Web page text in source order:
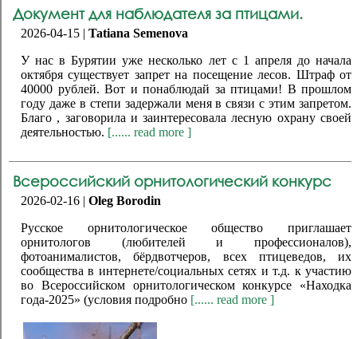
Документ для наблюдателя за птицами.
2026-04-15 | Tatiana Semenova
У нас в Бурятии уже несколько лет с 1 апреля до начала
октября существует запрет на посещение лесов. Штраф от
40000 рублей. Вот и понаблюдай за птицами! В прошлом
году даже в степи задержали меня в связи с этим запретом.
Благо , заговорила и заинтересовала лесную охрану своей
деятельностью. [...... read more ]
Всероссийский орнитологический конкурс
2026-02-16 | Oleg Borodin
Русское орнитологическое общество приглашает
орнитологов (любителей и профессионалов),
фотоанималистов, бёрдвотчеров, всех птицеведов, их
сообщества в интернете/социальных сетях и т.д. к участию
во Всероссийском орнитологическом конкурсе «Находка
года-2025» (условия подробно [...... read more ]